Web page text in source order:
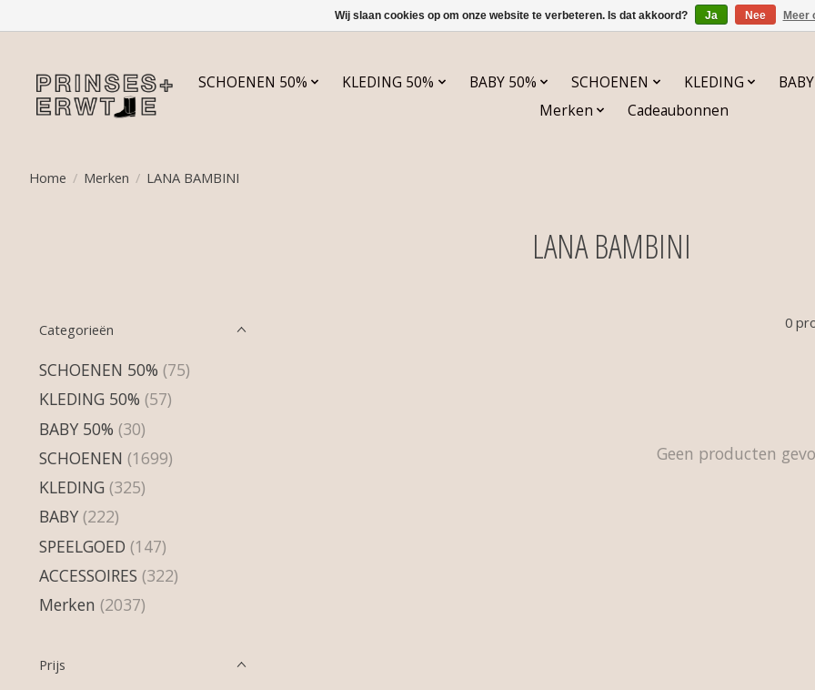
SCHOENEN 50% KLEDING 50% BABY 50% SCHOENEN KLEDING BABY
Merken
Cadeaubonnen
Home / Merken / LANA BAMBINI
LANA BAMBINI
Categorieën
SCHOENEN 50% (75)
KLEDING 50% (57)
BABY 50% (30)
SCHOENEN (1699)
KLEDING (325)
BABY (222)
SPEELGOED (147)
ACCESSOIRES (322)
Merken (2037)
Prijs
0
Geen producten
Wij slaan cookies op om onze website te verbeteren. Is dat akkoord? Ja Nee Meer